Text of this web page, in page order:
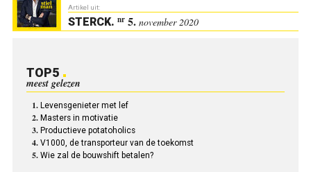
Artikel uit:
STERCK. nr5. november 2020
TOP5
meest gelezen
Levensgenieter met lef
Masters in motivatie
Productieve potatoholics
V1000, de transporteur van de toekomst
Wie zal de bouwshift betalen?